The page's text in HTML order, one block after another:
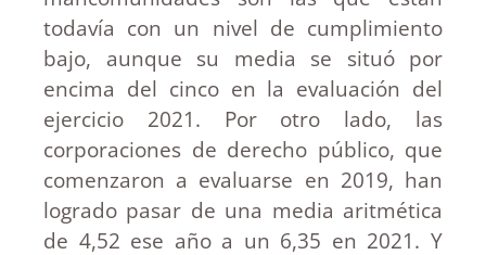
todavía con un nivel de cumplimiento
bajo, aunque su media se situó por
encima del cinco en la evaluación del
ejercicio 2021. Por otro lado, las
corporaciones de derecho público, que
comenzaron a evaluarse en 2019, han
logrado pasar de una media aritmética
de 4,52 ese año a un 6,35 en 2021. Y